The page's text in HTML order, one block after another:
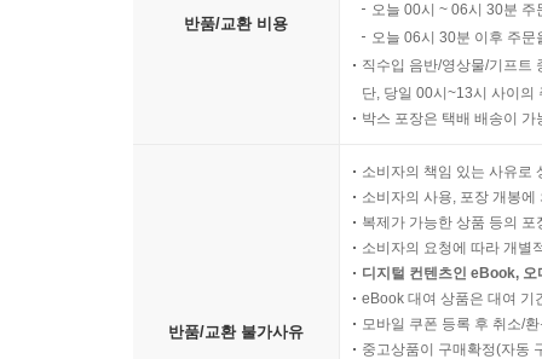
반품/교환 비용
오늘 00시 ~ 06시 30분
오늘 06시 30분 이후 주
직수입 음반/영상물/기프트
단, 당일 00시~13시 사이의
박스 포장은 택배 배송이
반품/교환 불가사유
소비자의 책임 있는 사유로
소비자의 사용, 포장 개봉
복제가 가능한 상품 등의
소비자의 요청에 따라 개별
디지털 컨텐츠인 eBook,
eBook 대여 상품은 대여 기
모바일 쿠폰 등록 후 취소/
중고상품이 구매확정(자동